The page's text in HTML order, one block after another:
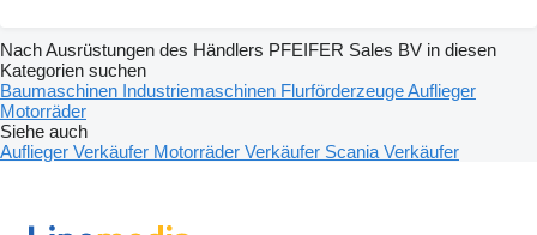
Nach Ausrüstungen des Händlers PFEIFER Sales BV in diesen
Kategorien suchen
Baumaschinen Industriemaschinen FlurförderzeugeAuflieger
Motorräder
Siehe auch
Auflieger Verkäufer Motorräder Verkäufer Scania Verkäufer